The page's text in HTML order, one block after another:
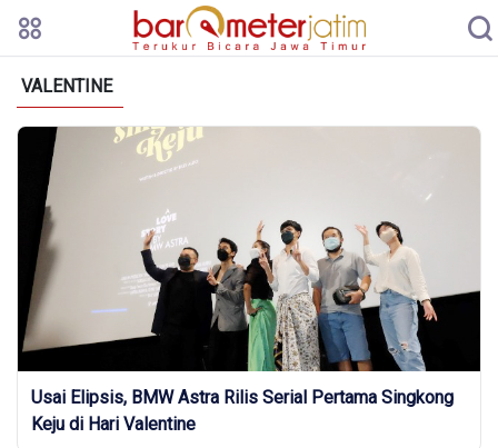
VALENTINE
Usai Elipsis, BMW Astra Rilis Serial Pertama Singkong
Keju di Hari Valentine